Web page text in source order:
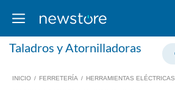
Taladros y Atornilladoras
INICIO / FERRETERÍA / HERRAMIENTAS ELÉCTRICAS